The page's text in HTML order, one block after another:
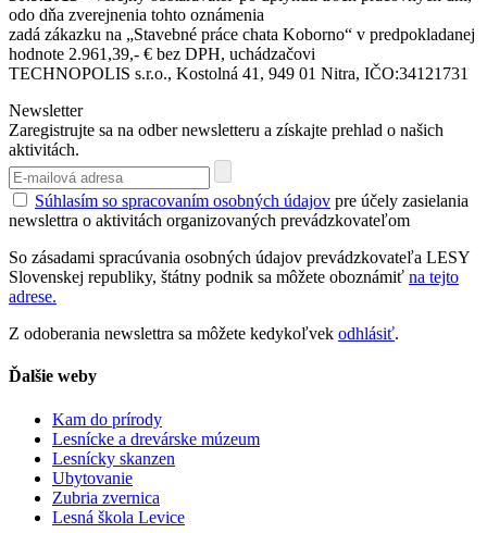
odo dňa zverejnenia tohto oznámenia
zadá zákazku na „Stavebné práce chata Koborno“ v predpokladanej
hodnote 2.961,39,- € bez DPH, uchádzačovi
TECHNOPOLIS s.r.o., Kostolná 41, 949 01 Nitra, IČO:34121731
Newsletter
Zaregistrujte sa na odber newsletteru a získajte prehlad o našich
aktivitách.
Súhlasím so spracovaním osobných údajov pre účely zasielania
newslettra o aktivitách organizovaných prevádzkovateľom
So zásadami spracúvania osobných údajov prevádzkovateľa LESY
Slovenskej republiky, štátny podnik sa môžete oboznámiť na tejto
adrese.
Z odoberania newslettra sa môžete kedykoľvek odhlásiť.
Ďalšie weby
Kam do prírody
Lesnícke a drevárske múzeum
Lesnícky skanzen
Ubytovanie
Zubria zvernica
Lesná škola Levice